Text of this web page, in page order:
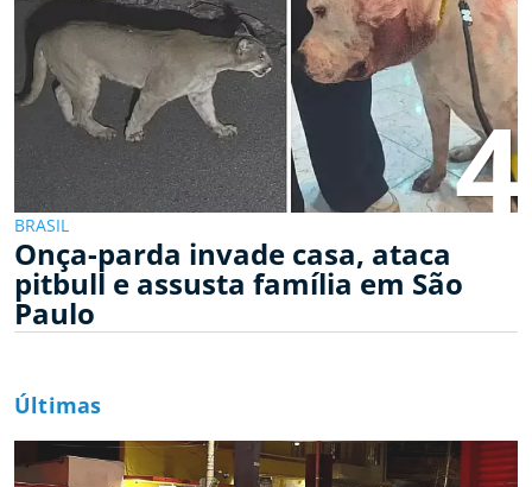
4
BRASIL
Onça-parda invade casa, ataca
pitbull e assusta família em São
Paulo
Últimas